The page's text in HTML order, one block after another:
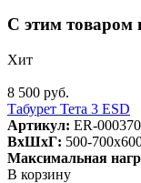
С этим товаром
Хит
8 500 руб.
Табурет Тета 3 ESD
Артикул: ER-
ВxШxГ: 500-
Максимальная
В корзину